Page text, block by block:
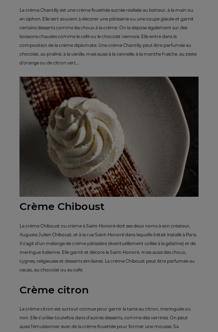
La crème Chantilly est une crème fouettée sucrée réalisée au batteur, à la main ou
en siphon. Elle sert souvent à décorer une pâtisserie ou une coupe glacée et garnit
certains desserts comme les choux à la crème. On la dépose également sur des
boissons chaudes comme le café ou le chocolat viennois. Elle entre dans la
composition de la crème diplomate. Une crème Chantilly peut être parfumée au
chocolat, au praliné, à la vanille, mais aussi à la cannelle, à la menthe fraîche, au zeste
d’orange ou de citron vert…
Crème Chiboust
La crème Chiboust ou crème à Saint-Honoré doit ses deux noms à son créateur,
Auguste Julien Chiboust, et à la rue Saint-Honoré dans laquelle il était installé à Paris.
Il s’agit d’un mélange de crème pâtissière (éventuellement collée à la gélatine) et de
meringue italienne. Elle garnit et décore le Saint-Honoré, mais aussi des choux,
cygnes, religieuses et desserts similaires. La crème Chiboust peut être parfumée au
cacao, au chocolat ou au café.
Crème citron
La crème citron est surtout connue pour garnir la tarte au citron, meringuée ou
non. Elle s’utilise toutefois dans d’autres desserts, comme des verrines. On peut
aussi l’émulsionner avec de la crème fouettée pour former une mousse. Sa